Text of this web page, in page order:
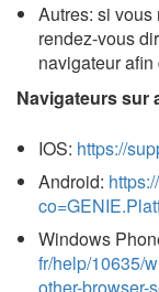
Autres: si vous
rendez-vous
navigateur
Navigateurs sur
IOS: https://
Android:
Windows
fr/help/10635/